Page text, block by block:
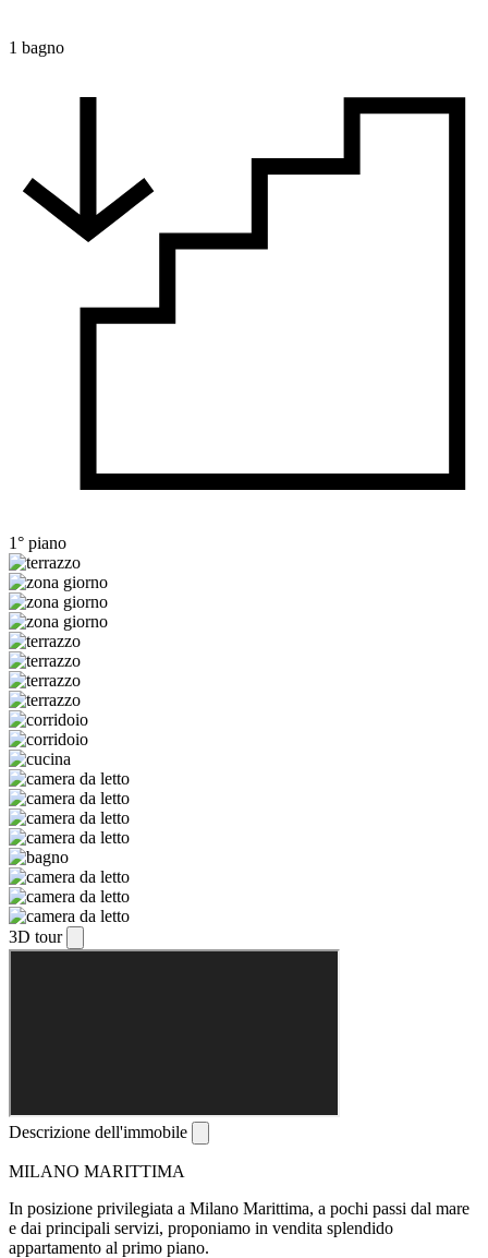
1 bagno
1° piano
3D tour
Descrizione dell'immobile
MILANO MARITTIMA
In posizione privilegiata a Milano Marittima, a pochi passi dal mare
e dai principali servizi, proponiamo in vendita splendido
appartamento al primo piano.